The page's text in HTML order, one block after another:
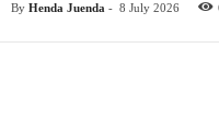
By Henda Juenda - 8 July 2026